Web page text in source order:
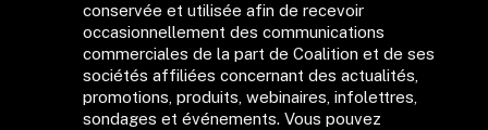
conservée et utilisée afin de recevoir
occasionnellement des communications
commerciales de la part de Coalition et de ses
sociétés affiliées concernant des actualités,
promotions, produits, webinaires, infolettres,
sondages et événements. Vous pouvez